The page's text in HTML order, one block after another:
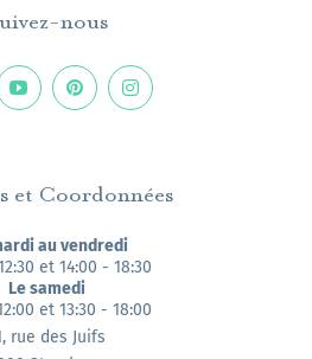
nous
et Coordonnées
au vendredi
et 14:00 - 18:30
Le samedi
et 13:30 - 18:00
rue des Juifs